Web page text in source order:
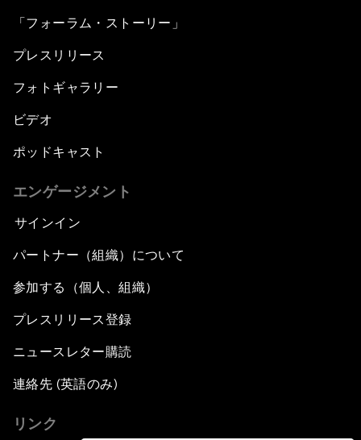
「フォーラム・ストーリー」
プレスリリース
フォトギャラリー
ビデオ
ポッドキャスト
エンゲージメント
サインイン
パートナー（組織）について
参加する（個人、組織）
プレスリリース登録
ニュースレター購読
連絡先 (英語のみ)
リンク